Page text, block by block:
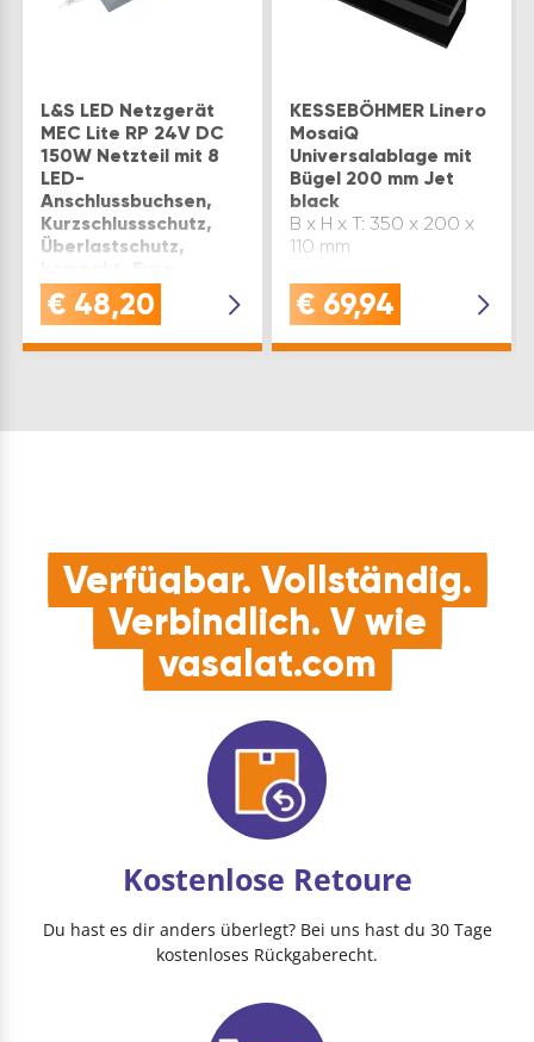
L&S LED Netzgerät
MEC Lite RP 24V DC
150W Netzteil mit 8
LED-
Anschlussbuchsen,
Kurzschlussschutz,
Überlastschutz,
Flachstecker, Grau
Leistung: 150 W
€ 48,20
KESSEBÖHMER Linero
MosaiQ
Universalablage mit
Bügel 200 mm Jet
black
B x H x T: 350 x 200 x
110 mm
€ 69,94
Verfügbar. Vollständig.
Verbindlich. V wie
vasalat.com
Kostenlose Retoure
Du hast es dir anders überlegt? Bei uns hast du 30 Tage
kostenloses Rückgaberecht.